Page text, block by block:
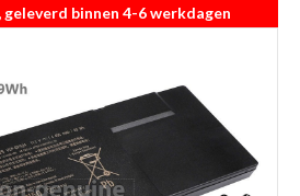
binnen 4-6 werkdagen